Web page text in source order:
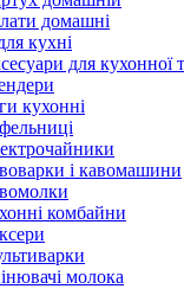
домашні
кухні
для кухонної
кухонні
і кавомашини
комбайни
молока